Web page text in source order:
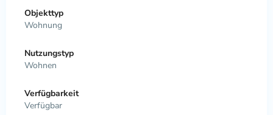
Objekttyp
Wohnung
Nutzungstyp
Wohnen
Verfügbarkeit
Verfügbar